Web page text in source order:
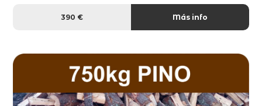
390 € Más info